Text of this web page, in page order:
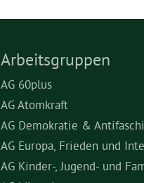
Arbeitsgruppen
AG 60plus
AG Atomkraft
AG Demokratie &
AG Europa, Frieden und
AG Kinder-, Jugend- und